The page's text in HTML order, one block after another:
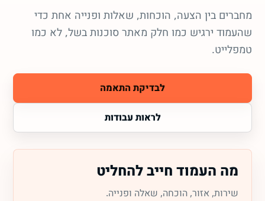
מחברים בין הצעה, הוכחות, שאלות ופנייה אחת כדי
שהעמוד ירגיש כמו חלק מאתר סוכנות בשל, לא כמו
טמפלייט.
לבדיקת התאמה
לראות עבודות
מה העמוד חייב להחליט
שירות, אזור, הוכחה, שאלה ופנייה.